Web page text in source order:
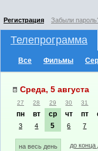
Регистрация Забыли
Телепрограмма
Все Фильмы
Среда, 5 августа
27 28 29 30 31
пн вт ср чт пт
3 4 5 6 7
на весь день до конца